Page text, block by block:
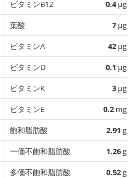
ビタミンB12
0.4µg
葉酸
7 µg
ビタミンA
42 µg
ビタミンD
0.1 µg
ビタミンK
3 µg
ビタミンE
0.2 mg
飽和脂肪酸
2.91 g
一価不飽和脂肪酸
1.26g
多価不飽和脂肪酸
0.52g